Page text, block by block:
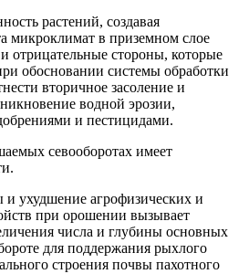
растений, создавая
микроклимат в приземном слое
отрицательные стороны, которые
обосновании системы обработки
вторичное засоление и
водной эрозии,
и пестицидами.
севооборотах имеет
ухудшение агрофизических и
при орошении вызывает
числа и глубины основных
для поддержания рыхлого
строения почвы пахотного